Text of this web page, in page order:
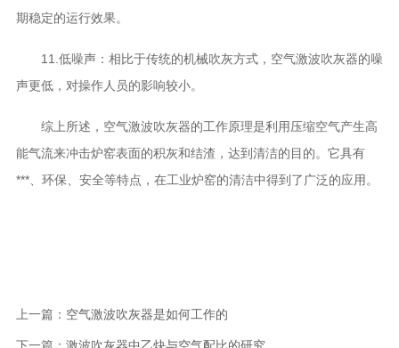
期稳定的运行效果。
11.低噪声：相比于传统的机械吹灰方式，空气激波吹灰器的噪
声更低，对操作人员的影响较小。
综上所述，空气激波吹灰器的工作原理是利用压缩空气产生高
能气流来冲击炉窑表面的积灰和结渣，达到清洁的目的。它具有
***、环保、安全等特点，在工业炉窑的清洁中得到了广泛的应用。
上一篇： 空气激波吹灰器是如何工作的